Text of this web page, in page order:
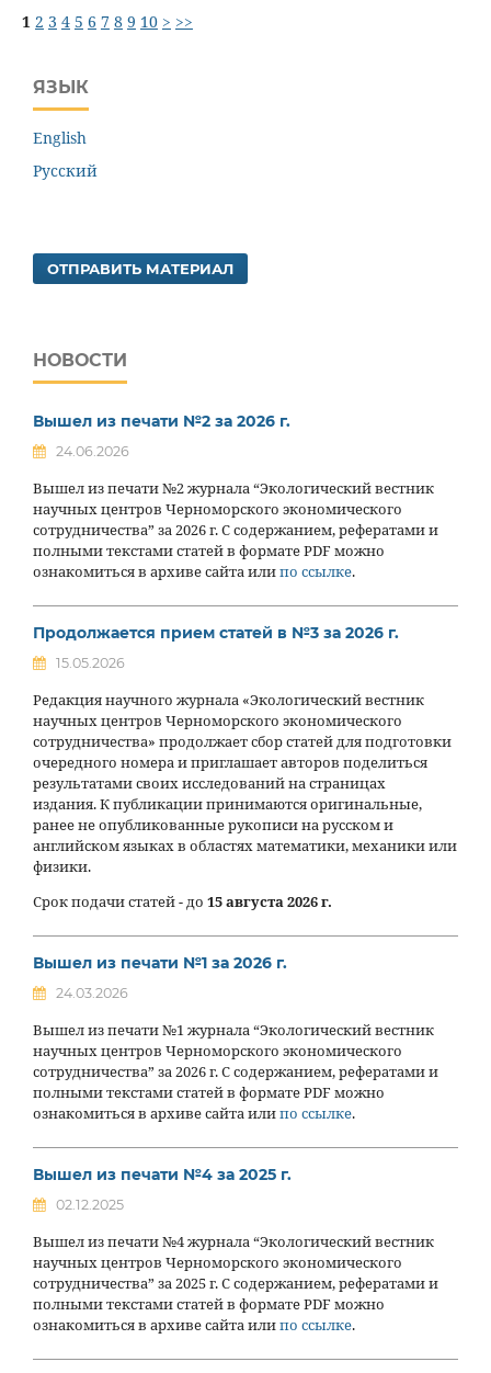
1 2 3 4 5 6 7 8 9 10 > >>
ЯЗЫК
English
Русский
ОТПРАВИТЬ МАТЕРИАЛ
НОВОСТИ
Вышел из печати №2 за 2026 г.
24.06.2026
Вышел из печати №2 журнала “Экологический вестник
научных центров Черноморского экономического
сотрудничества” за 2026 г. С содержанием, рефератами и
полными текстами статей в формате PDF можно
ознакомиться в архиве сайта илипо ссылке.
Продолжается прием статей в №3 за 2026 г.
15.05.2026
Редакция научного журнала «Экологический вестник
научных центров Черноморского экономического
сотрудничества» продолжает сбор статей для подготовки
очередного номера и приглашает авторов поделиться
результатами своих исследований на страницах
издания. К публикации принимаются оригинальные,
ранее не опубликованные рукописи на русском и
английском языках в областях математики, механики или
физики.
Срок подачи статей - до 15 августа 2026 г.
Вышел из печати №1 за 2026 г.
24.03.2026
Вышел из печати №1 журнала “Экологический вестник
научных центров Черноморского экономического
сотрудничества” за 2026 г. С содержанием, рефератами и
полными текстами статей в формате PDF можно
ознакомиться в архиве сайта илипо ссылке.
Вышел из печати №4 за 2025 г.
02.12.2025
Вышел из печати №4 журнала “Экологический вестник
научных центров Черноморского экономического
сотрудничества” за 2025 г. С содержанием, рефератами и
полными текстами статей в формате PDF можно
ознакомиться в архиве сайта илипо ссылке.